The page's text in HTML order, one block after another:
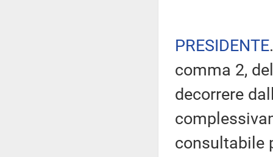
PRESIDENTE
comma 2,
decorrere
consultabile